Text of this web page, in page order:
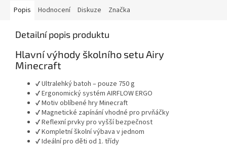
Popis Hodnocení Diskuze Značka
Detailní popis produktu
Hlavní výhody školního setu Airy
Minecraft
✔ Ultralehký batoh – pouze 750 g
✔ Ergonomický systém AIRFLOW ERGO
✔ Motiv oblíbené hryMinecraft
✔ Magnetické zapínání vhodné pro prvňáčky
✔ Reflexní prvky pro vyšší bezpečnost
✔ Kompletní školní výbava v jednom
✔ Ideální pro děti od 1. třídy